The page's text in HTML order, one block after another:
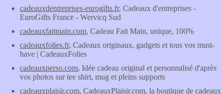
cadeauxdentreprises-eurogifts.fr, Cadeaux d'entreprises -
EuroGifts France - Wervicq Sud
cadeauxfaitmain.com, Cadeau Fait Main, unique, 100%
cadeauxfolies.fr, Cadeaux originaux, gadgets et tous vos must-
have | CadeauxFolies
cadeauxperso.com, Idée cadeau original et personnalisé d'après
vos photos sur tee shirt, mug et pleins supports
cadeauxplaisir.com, CadeauxPlaisir.com, la boutique de cadeaux